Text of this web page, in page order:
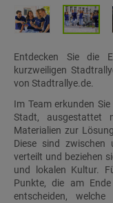
Entdecken Sie die
kurzweiligen
von Stadtrallye.de.
Im Team erkunden
Stadt, ausgestattet
Materialien zur
Diese sind zwischen
verteilt und beziehen
und lokalen Kultur.
Punkte, die am
entscheiden,